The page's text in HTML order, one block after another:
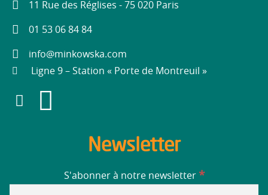
11 Rue des Réglises - 75 020 Paris
01 53 06 84 84
info@minkowska.com
Ligne 9 – Station « Porte de Montreuil »
Newsletter
S'abonner à notre newsletter *